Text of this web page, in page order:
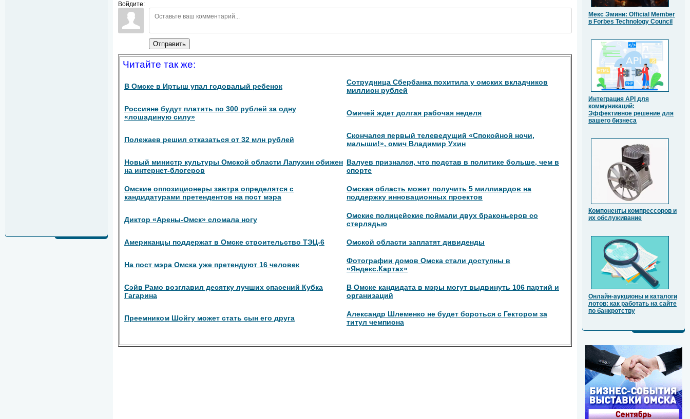
Войдите:
Отправить
Читайте так же:
В Омске в Иртыш упал годовалый ребенок
Сотрудница Сбербанка похитила у омских вкладчиков
миллион рублей
Россияне будут платить по 300 рублей за одну
«лошадиную силу»
Омичей ждет долгая рабочая неделя
Полежаев решил отказаться от 32 млн рублей
Скончался первый телеведущий «Спокойной ночи,
малыши!», омич Владимир Ухин
Новый министр культуры Омской области Лапухин обижен
на интернет-блогеров
Валуев признался, что подстав в политике больше, чем в
спорте
Омские оппозиционеры завтра определятся с
кандидатурами претендентов на пост мэра
Омская область может получить 5 миллиардов на
поддержку инновационных проектов
Диктор «Арены-Омск» сломала ногу
Омские полицейские поймали двух браконьеров со
стерлядью
Американцы поддержат в Омске строительство ТЭЦ-6 Омской области заплатят дивиденды
На пост мэра Омска уже претендуют 16 человек
Фотографии домов Омска стали доступны в
«Яндекс.Картах»
Сэйв Рамо возглавил десятку лучших спасений Кубка
Гагарина
В Омске кандидата в мэры могут выдвинуть 106 партий и
организаций
Преемником Шойгу может стать сын его друга
Александр Шлеменко не будет бороться с Гектором за
титул чемпиона
Мекс Эмини: Official Member
в Forbes Technology Council
Интеграция API для
коммуникаций:
Эффективное решение для
вашего бизнеса
Компоненты компрессоров и
их обслуживание
Онлайн-аукционы и каталоги
лотов: как работать на сайте
по банкротству